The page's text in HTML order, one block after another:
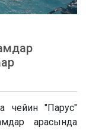
чейин "Парус"
арасында